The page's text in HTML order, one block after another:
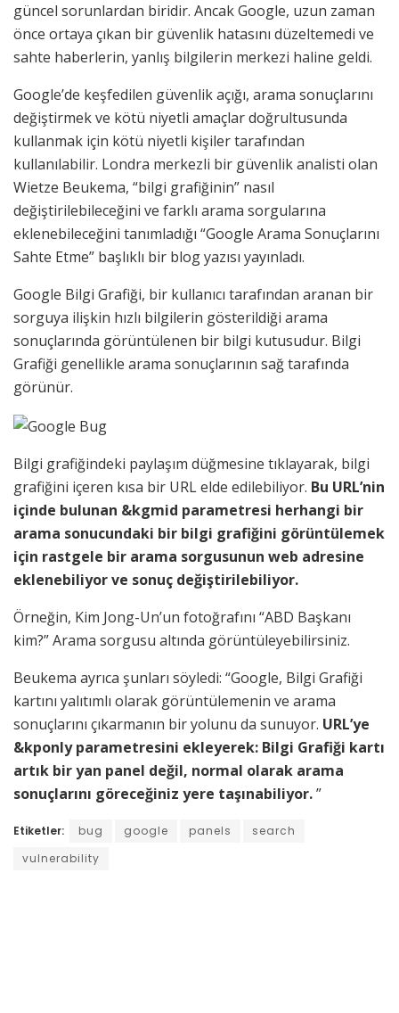
güncel sorunlardan biridir. Ancak Google, uzun zaman
önce ortaya çıkan bir güvenlik hatasını düzeltemedi ve
sahte haberlerin, yanlış bilgilerin merkezi haline geldi.
Google’de keşfedilen güvenlik açığı, arama sonuçlarını
değiştirmek ve kötü niyetli amaçlar doğrultusunda
kullanmak için kötü niyetli kişiler tarafından
kullanılabilir. Londra merkezli bir güvenlik analisti olan
Wietze Beukema, “bilgi grafiğinin” nasıl
değiştirilebileceğini ve farklı arama sorgularına
eklenebileceğini tanımladığı “Google Arama Sonuçlarını
Sahte Etme” başlıklı bir blog yazısı yayınladı.
Google Bilgi Grafiği, bir kullanıcı tarafından aranan bir
sorguya ilişkin hızlı bilgilerin gösterildiği arama
sonuçlarında görüntülenen bir bilgi kutusudur. Bilgi
Grafiği genellikle arama sonuçlarının sağ tarafında
görünür.
Bilgi grafiğindeki paylaşım düğmesine tıklayarak, bilgi
grafiğini içeren kısa bir URL elde edilebiliyor. Bu URL’nin
içinde bulunan &kgmid parametresi herhangi bir
arama sonucundaki bir bilgi grafiğini görüntülemek
için rastgele bir arama sorgusunun web adresine
eklenebiliyor ve sonuç değiştirilebiliyor.
Örneğin, Kim Jong-Un’un fotoğrafını “ABD Başkanı
kim?” Arama sorgusu altında görüntüleyebilirsiniz.
Beukema ayrıca şunları söyledi: “Google, Bilgi Grafiği
kartını yalıtımlı olarak görüntülemenin ve arama
sonuçlarını çıkarmanın bir yolunu da sunuyor. URL’ye
&kponly parametresini ekleyerek: Bilgi Grafiği kartı
artık bir yan panel değil, normal olarak arama
sonuçlarını göreceğiniz yere taşınabiliyor.”
Etiketler: bug google panels
search
vulnerability